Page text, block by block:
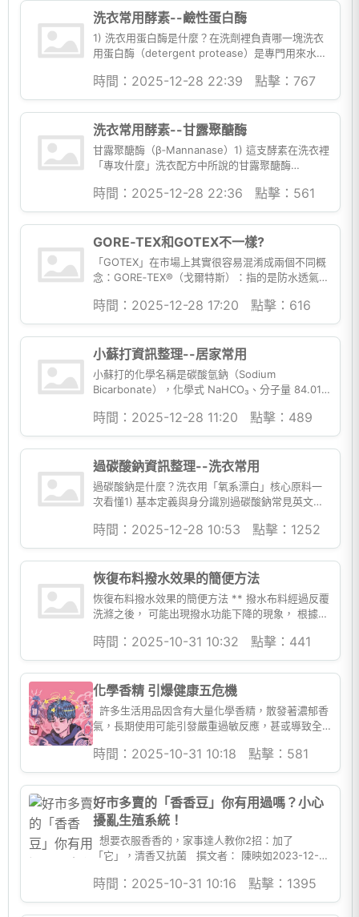
洗衣常用酵素--鹼性蛋白酶
1) 洗衣用蛋白酶是什麼？在洗劑裡負責哪一塊洗衣
用蛋白酶（detergent protease）是專門用來水解
時間：2025-12-28 22:39 點擊：767
洗衣常用酵素--甘露聚醣酶
甘露聚醣酶（β‑Mannanase）1) 這支酵素在洗衣裡
「專攻什麼」洗衣配方中所說的甘露聚醣酶
但常被低估的...
時間：2025-12-28 22:36 點擊：561
GORE‑TEX和GOTEX不一樣?
「GOTEX」在市場上其實很容易混淆成兩個不同概
念：GORE‑TEX®（戈爾特斯）：指的是防水透氣薄
（lamin...
時間：2025-12-28 17:20 點擊：616
小蘇打資訊整理--居家常用
小蘇打的化學名稱是碳酸氫鈉（Sodium
Bicarbonate），化學式 NaHCO₃、分子量 84.01，
Chem...
時間：2025-12-28 11:20 點擊：489
過碳酸鈉資訊整理--洗衣常用
過碳酸鈉是什麼？洗衣用「氧系漂白」核心原料一
次看懂1) 基本定義與身分識別過碳酸鈉常見英文名
S...
時間：2025-12-28 10:53 點擊：1252
恢復布料撥水效果的簡便方法
恢復布料撥水效果的簡便方法 ** 撥水布料經過反覆
洗滌之後， 可能出現撥水功能下降的現象， 根據布
斗低溫熨燙來恢復...
時間：2025-10-31 10:32 點擊：441
化學香精 引爆健康五危機
許多生活用品因含有大量化學香精，散發著濃郁香
氣，長期使用可能引發嚴重過敏反應，甚或導致全
時間：2025-10-31 10:18 點擊：581
好市多賣的「香香豆」你有用過嗎？小心
擾亂生殖系統！
想要衣服香香的，家事達人教你2招：加了
「它」，清香又抗菌 撰文者： 陳映如2023-12-06
時間：2025-10-31 10:16 點擊：1395